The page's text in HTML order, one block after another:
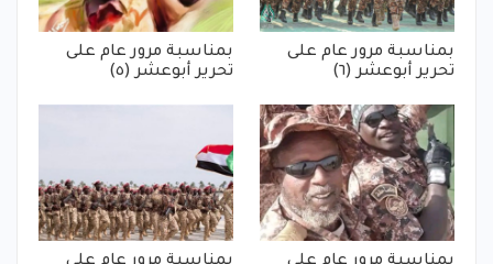
بمناسبة مرور عام على
تحرير أبوعشر (٦)
بمناسبة مرور عام على
تحرير أبوعشر (٥)